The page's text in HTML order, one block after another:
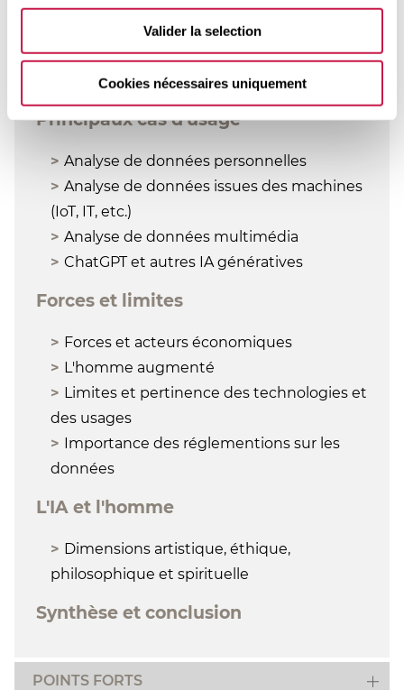
Valider la selection
Cookies nécessaires uniquement
Apprentissage non supervisé
Apprentissage par renforcement
Évolutions actuelles
IA génératives
Principaux cas d'usage
Analyse de données personnelles
Analyse de données issues des machines
(IoT, IT, etc.)
Analyse de données multimédia
ChatGPT et autres IA génératives
Forces et limites
Forces et acteurs économiques
L'homme augmenté
Limites et pertinence des technologies et
des usages
Importance des réglementions sur les
données
L'IA et l'homme
Dimensions artistique, éthique,
philosophique et spirituelle
Synthèse et conclusion
POINTS FORTS